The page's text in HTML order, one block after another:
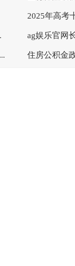
2025年高考
ag娱乐官网
住房公积金